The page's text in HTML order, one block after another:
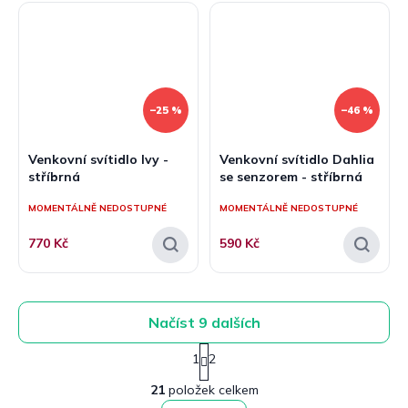
–25 %
Venkovní svítidlo Ivy -
stříbrná
MOMENTÁLNĚ NEDOSTUPNÉ
770 Kč
–46 %
Venkovní svítidlo Dahlia
se senzorem - stříbrná
MOMENTÁLNĚ NEDOSTUPNÉ
590 Kč
O
v
Načíst 9 dalších
S
t
r
á
1 2
21položek celkem